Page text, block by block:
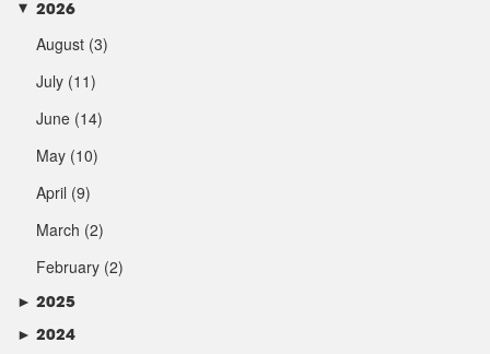
► 2026
August (3)
July (11)
June (14)
May (10)
April (9)
March (2)
February (2)
► 2025
► 2024